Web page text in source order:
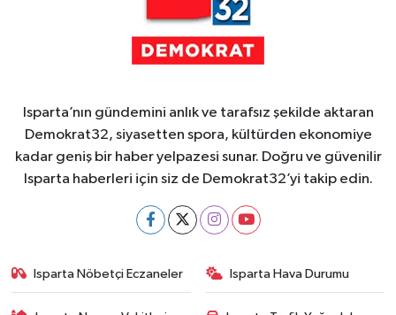
Isparta’nın gündemini anlık ve tarafsız şekilde aktaran
Demokrat32, siyasetten spora, kültürden ekonomiye
kadar geniş bir haber yelpazesi sunar. Doğru ve güvenilir
Isparta haberleri için siz de Demokrat32’yi takip edin.
Isparta Nöbetçi Eczaneler Isparta Hava Durumu